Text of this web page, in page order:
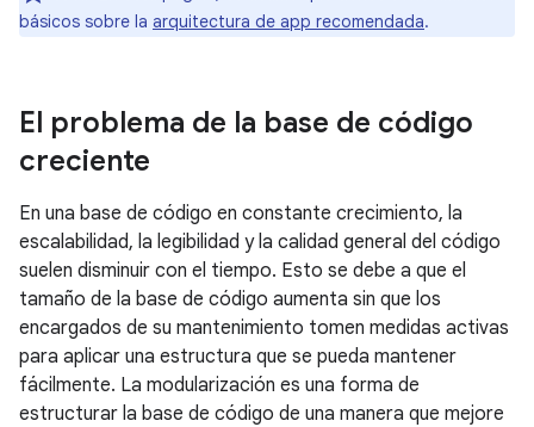
básicos sobre la arquitectura de app recomendada.
El problema de la base de código
creciente
En una base de código en constante crecimiento, la
escalabilidad, la legibilidad y la calidad general del código
suelen disminuir con el tiempo. Esto se debe a que el
tamaño de la base de código aumenta sin que los
encargados de su mantenimiento tomen medidas activas
para aplicar una estructura que se pueda mantener
fácilmente. La modularización es una forma de
estructurar la base de código de una manera que mejore